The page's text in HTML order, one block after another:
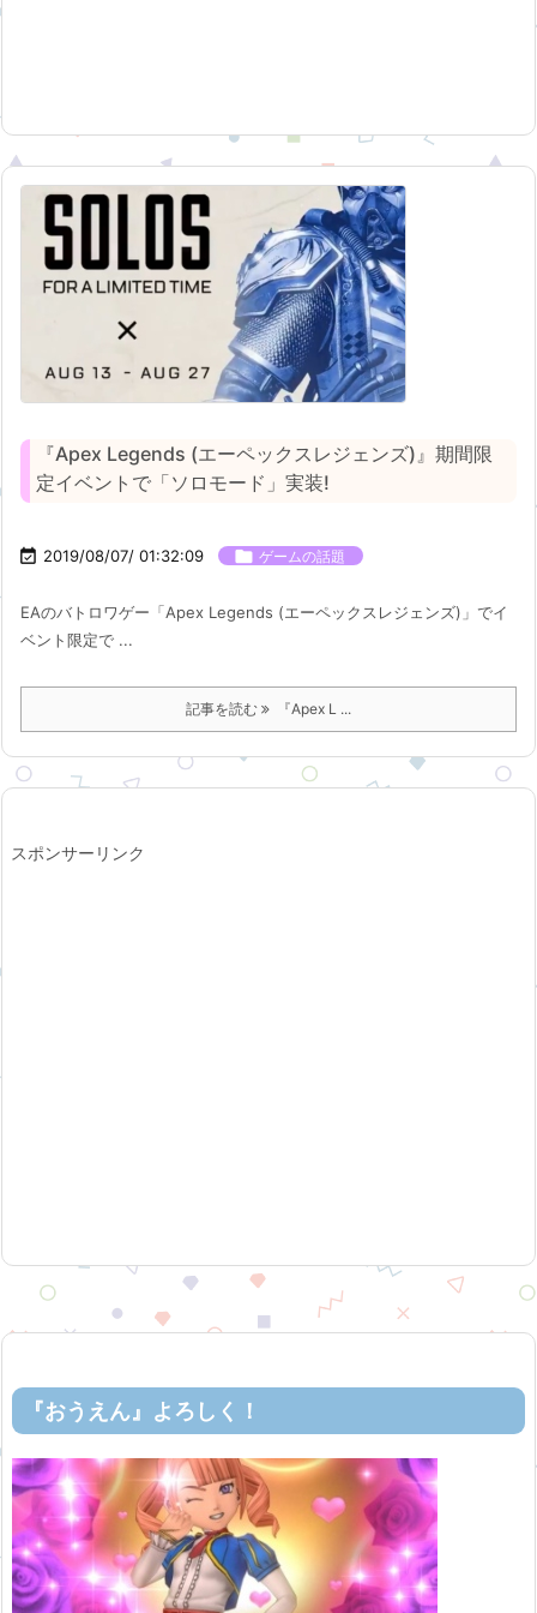
『Apex Legends (エーペックスレジェンズ)』期間限
定イベントで「ソロモード」実装!
 2019/08/07/ 01:32:09  ゲームの話題
EAのバトロワゲー「Apex Legends (エーペックスレジェンズ)」でイ
ベント限定で ...
記事を読む 『Apex L ...
スポンサーリンク
『おうえん』よろしく！